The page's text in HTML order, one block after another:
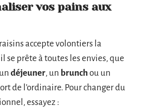
vos pains aux
accepte volontiers la
se prête à toutes les envies, que
déjeuner, un brunch ou un
de l’ordinaire. Pour changer du
essayez :